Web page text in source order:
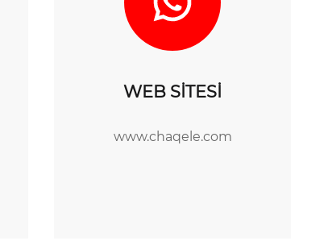
WEB SİTESİ
www.chaqele.com